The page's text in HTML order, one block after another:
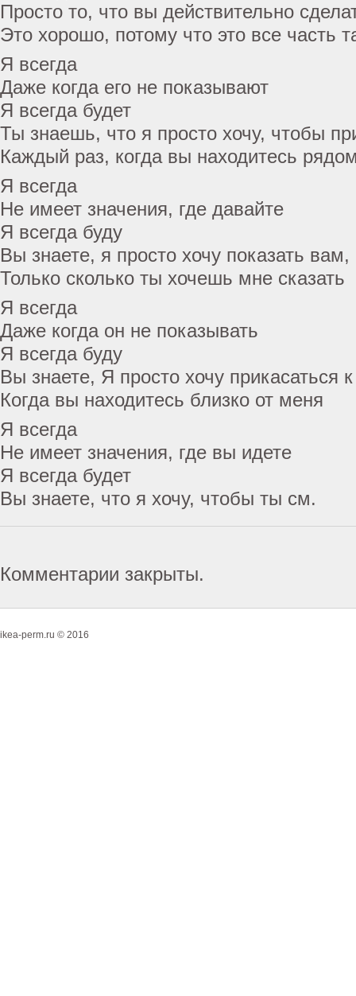
Просто то, что вы действительно
Это хорошо, потому что это все часть
Я всегда
Даже когда его не показывают
Я всегда будет
Ты знаешь, что я просто хочу, чтобы
Каждый раз, когда вы находитесь
Я всегда
Не имеет значения, где давайте
Я всегда буду
Вы знаете, я просто хочу показать вам,
Только сколько ты хочешь мне сказать
Я всегда
Даже когда он не показывать
Я всегда буду
Вы знаете, Я просто хочу прикасаться
Когда вы находитесь близко от меня
Я всегда
Не имеет значения, где вы идете
Я всегда будет
Вы знаете, что я хочу, чтобы ты см.
Комментарии закрыты.
ikea-perm.ru © 2016